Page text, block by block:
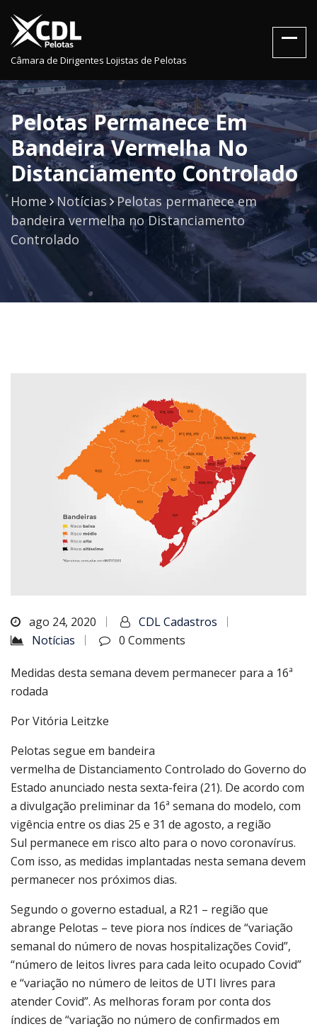
Câmara de Dirigentes Lojistas de Pelotas
Pelotas Permanece Em
Bandeira Vermelha No
Distanciamento Controlado
Home Notícias
Pelotas permanece em
bandeira vermelha no Distanciamento
Controlado
ago 24, 2020
CDL Cadastros
Notícias
0 Comments
Medidas desta semana devem permanecer para a 16ª
rodada
Por Vitória Leitzke
Pelotas segue em bandeira
vermelha de Distanciamento Controlado do Governo do
Estado anunciado nesta sexta-feira (21). De acordo com
a divulgação preliminar da 16ª semana do modelo, com
vigência entre os dias 25 e 31 de agosto, a região
Sul permanece em risco alto para o novo coronavírus.
Com isso, as medidas implantadas nesta semana devem
permanecer nos próximos dias.
Segundo o governo estadual, a R21 – região que
abrange Pelotas – teve piora nos índices de “variação
semanal do número de novas hospitalizações Covid”,
“número de leitos livres para cada leito ocupado Covid”
e “variação no número de leitos de UTI livres para
atender Covid”. As melhoras foram por conta dos
índices de “variação no número de confirmados em